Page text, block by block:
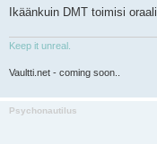
Ikäänkuin DMT toimisi
Keep it unreal.
Vaultti.net - coming soon..
Psychonautilus